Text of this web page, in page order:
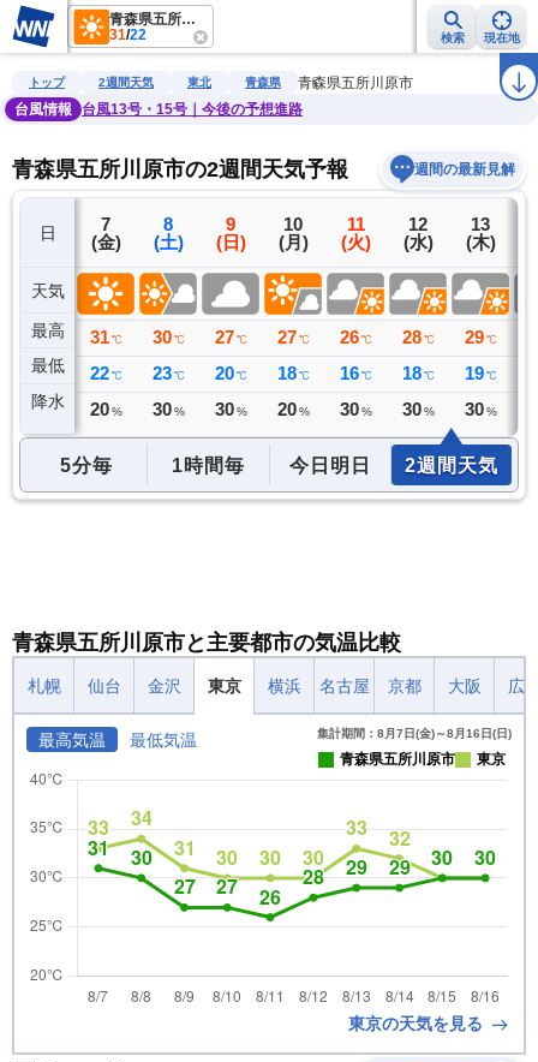
青森県五所川原市
31/22 検索 現在地
雨雲レーダー 台風情報 地震情報 警報・注意報 ラ
トップ 2週間天気 東北 青森県
青森県五所川原市
台風情報
台風13号・15号｜今後の予想進路
青森県五所川原市の2週間天気予報 週間の最新見解
日
天気
最高
最低
降水
6
(木)
31 ℃
20 ℃
0 ミリ
7
(金)
31 ℃
22 ℃
20 %
8
(土)
30 ℃
23 ℃
30 %
9
(日)
27 ℃
20 ℃
30 %
10
(月)
27 ℃
18 ℃
20 %
11
(火)
26 ℃
16 ℃
30 %
12
(水)
28 ℃
18 ℃
30 %
13
(木)
29 ℃
19 ℃
30 %
5分毎 1時間毎 今日明日 2週間天気
青森県五所川原市と主要都市の気温比較
札幌 仙台 金沢 東京 横浜 名古屋 京都 大阪 広
最高気温 最低気温 集計期間：8月7日(金)～8月16日(日)
青森県五所川原市 東京
東京の天気を見る